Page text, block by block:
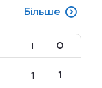
Більше
І О
1 1